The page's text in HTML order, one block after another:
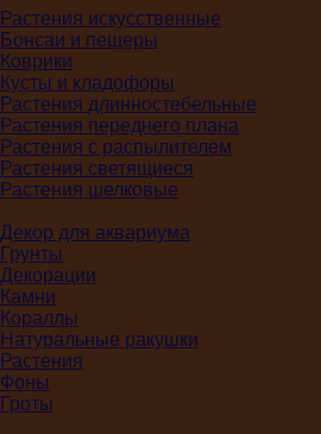
Растения искусственные
Бонсаи и пещеры
Коврики
Кусты и кладофоры
Растения длинностебельные
Растения переднего плана
Растения с распылителем
Растения светящиеся
Растения шелковые
Декор для аквариума
Грунты
Декорации
Камни
Кораллы
Натуральные ракушки
Растения
Фоны
Гроты